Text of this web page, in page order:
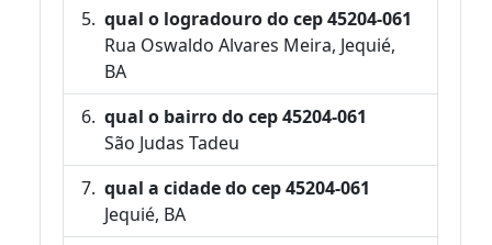
qual o logradouro do cep 45204-061
Rua Oswaldo Alvares Meira, Jequié,
BA
qual o bairro do cep 45204-061
São Judas Tadeu
qual a cidade do cep 45204-061
Jequié, BA